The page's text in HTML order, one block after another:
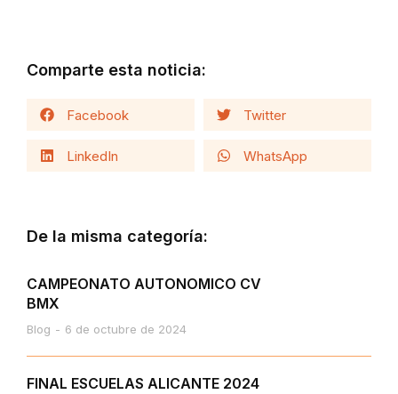
Comparte esta noticia:
Facebook Twitter
LinkedIn WhatsApp
De la misma categoría:
CAMPEONATO AUTONOMICO CV
BMX
Blog 6 de octubre de 2024
FINAL ESCUELAS ALICANTE 2024